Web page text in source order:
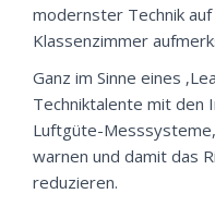
modernster Technik
Klassenzimmer
Ganz im Sinne eines
Techniktalente mit den
Luftgüte-
warnen und damit das
reduzieren.